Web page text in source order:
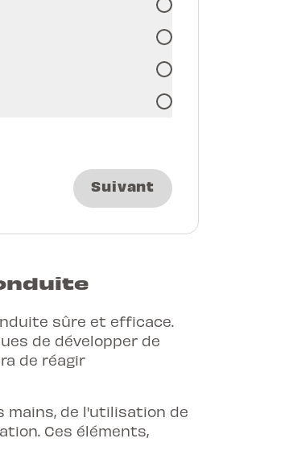
Suivant
sûre et efficace.
de développer de
de réagir
mains, de l'utilisation de
Ces éléments,